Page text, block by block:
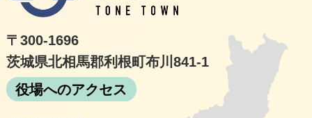
〒300-1696
茨城県北相馬郡利根町布川841-1
役場へのアクセス